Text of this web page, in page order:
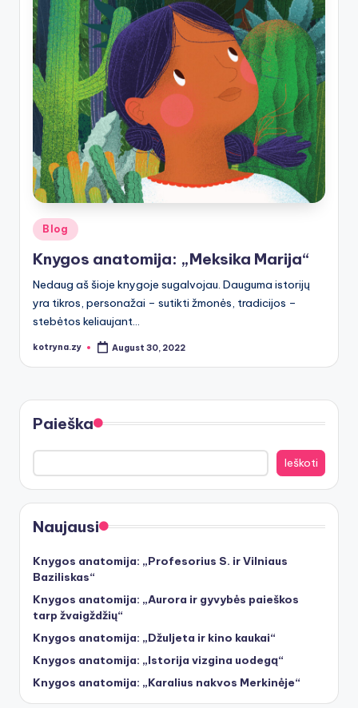
Posted
in
Blog
Knygos anatomija: „Meksika Marija“
Nedaug aš šioje knygoje sugalvojau. Dauguma istorijų
yra tikros, personažai – sutikti žmonės, tradicijos –
stebėtos keliaujant...
Posted
kotryna.zy August 30, 2022
Paieška
Ieškoti
Naujausi
Knygos anatomija: „Profesorius S. ir Vilniaus
Baziliskas“
Knygos anatomija: „Aurora ir gyvybės paieškos
tarp žvaigždžių“
Knygos anatomija: „Džuljeta ir kino kaukai“
Knygos anatomija: „Istorija vizgina uodegą“
Knygos anatomija: „Karalius nakvos Merkinėje“